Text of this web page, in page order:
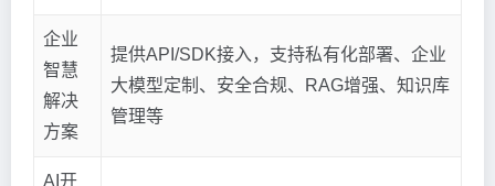
企业
智慧
解决
方案
提供API/SDK接入，支持私有化部署、企业
大模型定制、安全合规、RAG增强、知识库
管理等
AI开